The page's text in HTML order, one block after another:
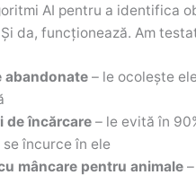
AI pentru a identifica
da, funcționează. Am
abandonate– le ocolește
de încărcare– le evită în
încurce în ele
mâncare pentru animale–